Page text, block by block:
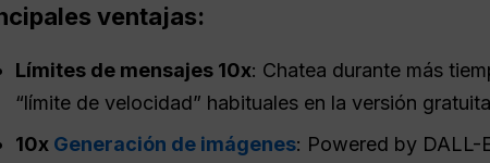
ventajas:
Límites de mensajes 10x: Chatea durante más
“límite de velocidad” habituales en la versión
10x Generación de imágenes: Powered by DALL-